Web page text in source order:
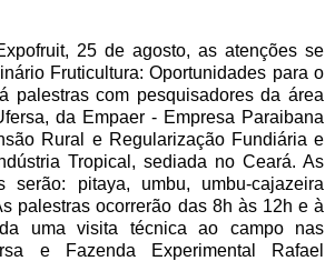
25 de agosto, as atenções se
Fruticultura: Oportunidades para o
palestras com pesquisadores da área
da Empaer - Empresa Paraibana
Rural e Regularização Fundiária e
Tropical, sediada no Ceará. As
serão: pitaya, umbu, umbu-cajazeira
palestras ocorrerão das 8h às 12h e à
uma visita técnica ao campo nas
e Fazenda Experimental Rafael